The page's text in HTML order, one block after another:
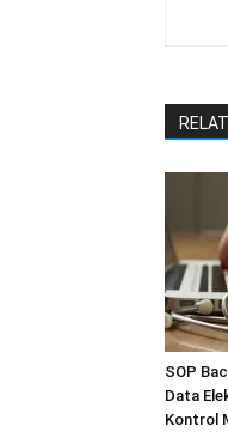
SOP
Data
Kontrol